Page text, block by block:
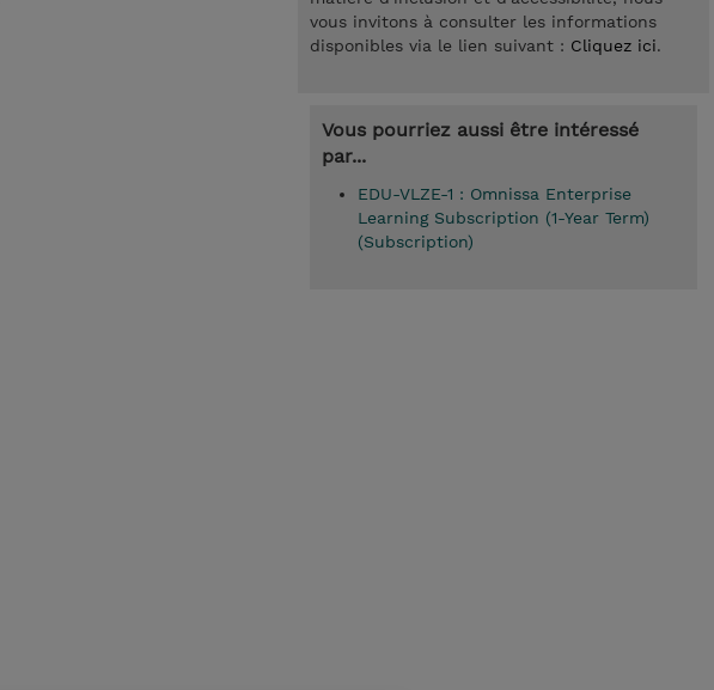
vous invitons à consulter les informations
disponibles via le lien suivant : Cliquez ici.
Vous pourriez aussi être intéressé
par...
EDU-VLZE-1 : Omnissa Enterprise
Learning Subscription (1-Year Term)
(Subscription)